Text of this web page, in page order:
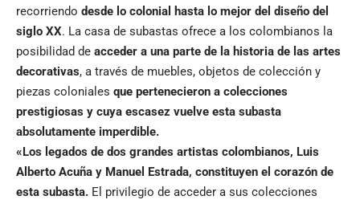
recorriendo desde lo colonial hasta lo mejor del diseño del
siglo XX. La casa de subastas ofrece a los colombianos la
posibilidad de acceder a una parte de la historia de las artes
decorativas, a través de muebles, objetos de colección y
piezas coloniales que pertenecieron a colecciones
prestigiosas y cuya escasez vuelve esta subasta
absolutamente imperdible.
«Los legados de dos grandes artistas colombianos, Luis
Alberto Acuña y Manuel Estrada, constituyen el corazón de
esta subasta. El privilegio de acceder a sus colecciones